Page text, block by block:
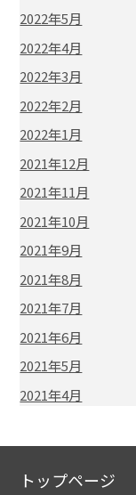
2022年5月
2022年4月
2022年3月
2022年2月
2022年1月
2021年12月
2021年11月
2021年10月
2021年9月
2021年8月
2021年7月
2021年6月
2021年5月
2021年4月
トップページ